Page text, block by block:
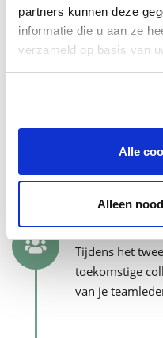
partners kunnen deze
informatie die u aan ze
verzameld op basis van
Alle
Alleen
Eerste contact
Binnen drie
recruiters.
Het eerste
recruiter en
Tweede
Tijdens het
toekomstige
van je